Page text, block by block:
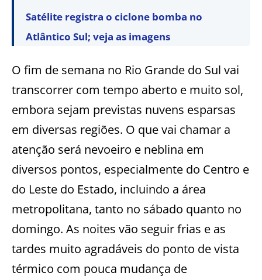
Satélite registra o ciclone bomba no
Atlântico Sul; veja as imagens
O fim de semana no Rio Grande do Sul vai
transcorrer com tempo aberto e muito sol,
embora sejam previstas nuvens esparsas
em diversas regiões. O que vai chamar a
atenção será nevoeiro e neblina em
diversos pontos, especialmente do Centro e
do Leste do Estado, incluindo a área
metropolitana, tanto no sábado quanto no
domingo. As noites vão seguir frias e as
tardes muito agradáveis do ponto de vista
térmico com pouca mudança de